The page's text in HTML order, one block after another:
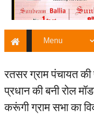
रतसर ग्राम पंचायत की
प्रधान की बनी रोल
करूंगी ग्राम सभा का